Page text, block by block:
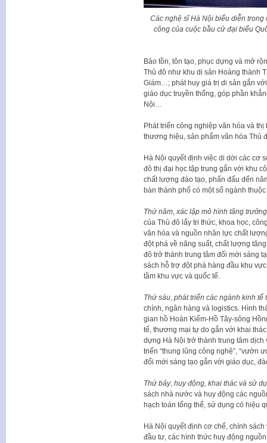
Các nghệ sĩ Hà Nội biểu diễn trong
công của cuộc bầu cử đại biểu
Bảo tồn, tôn tạo, phục dựng và mở
Thủ đô như khu di sản Hoàng thành
Giám…; phát huy giá trị di sản gắn
giáo dục truyền thống, góp phần
Nội…
Phát triển công nghiệp văn hóa và
thương hiệu, sản phẩm văn hóa Thủ
Hà Nội quyết định việc di dời các cơ
đô thị đại học tập trung gắn với khu
chất lượng đào tạo, phấn đấu đến
bàn thành phố có một số ngành
Thứ năm,xác lập mô hình tăng
của Thủ đô lấy tri thức, khoa học,
văn hóa và nguồn nhân lực chất
đột phá về năng suất, chất lượng
đô trở thành trung tâm đổi mới sáng
sách hỗ trợ đột phá hàng đầu khu
tầm khu vực và quốc tế.
Thứ sáu, phát triển các ngành kinh tế
chính, ngân hàng và logistics. Hình
gian hồ Hoàn Kiếm-Hồ Tây-sông
tế, thương mại tự do gắn với khai
dựng Hà Nội trở thành trung tâm dịch
triển “thung lũng công nghệ”, “vườn
đổi mới sáng tạo gắn với giáo dục,
Thứ bảy, huy động, khai thác và sử
sách nhà nước và huy động các
hạch toán tổng thể, sử dụng có hiệu
Hà Nội quyết định cơ chế, chính
đầu tư, các hình thức huy động